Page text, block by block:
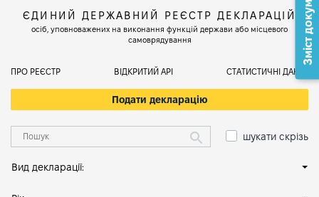
ЄДИНИЙ ДЕРЖАВНИЙ РЕЄСТР ДЕКЛАРАЦІЙ
осіб, уповноважених на виконання функцій держави або місцевого
самоврядування
ПРО РЕЄСТР ВІДКРИТИЙ АРІ СТАТИСТИЧНІ ДАНІ
Подати декларацію
шукати скрізь
Вид декларації:
Зміст документа